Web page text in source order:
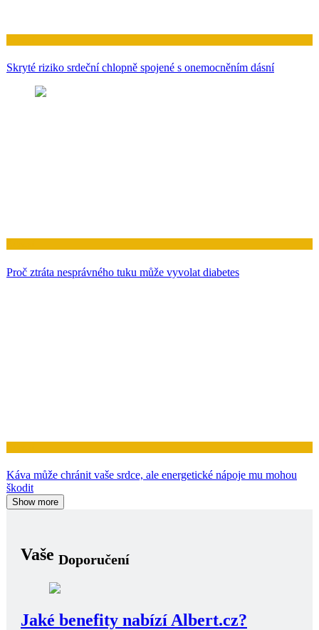
Skryté riziko srdeční chlopně spojené s onemocněním dásní
Proč ztráta nesprávného tuku může vyvolat diabetes
Káva může chránit vaše srdce, ale energetické nápoje mu mohou
škodit
Show more
Vaše Doporučení
Jaké benefity nabízí Albert.cz?